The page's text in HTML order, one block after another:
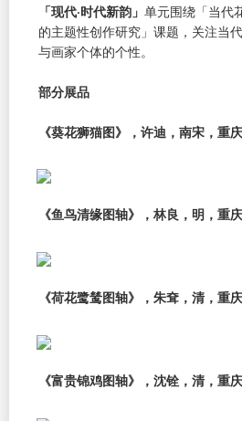
「现代·时代新韵」 单元围绕「当代
的主题性创作研究」课题，关注当
与画家个体的个性。
部分展品
《葵花狮猫图》，许迪，南宋，重
《鱼鸟清缘图轴》，林良，明，重
《荷花鹭鸶图轴》，朱耷，清，重
《富贵锦鸡图轴》，沈铨，清，重